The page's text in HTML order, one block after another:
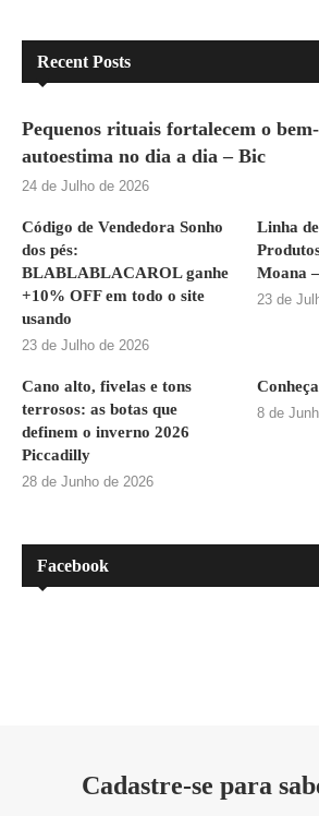
Recent Posts
Pequenos rituais fortalecem o
autoestima no dia a dia – Bic
24 de Julho de 2026
Código de Vendedora Sonho
dos pés:
BLABLABLACAROL ganhe
+10% OFF em todo o site
usando
23 de Julho de 2026
Linha
Moana
23 de
Cano alto, fivelas e tons
terrosos: as botas que
definem o inverno 2026
Piccadilly
28 de Junho de 2026
8 de
Facebook
Cadastre-se para